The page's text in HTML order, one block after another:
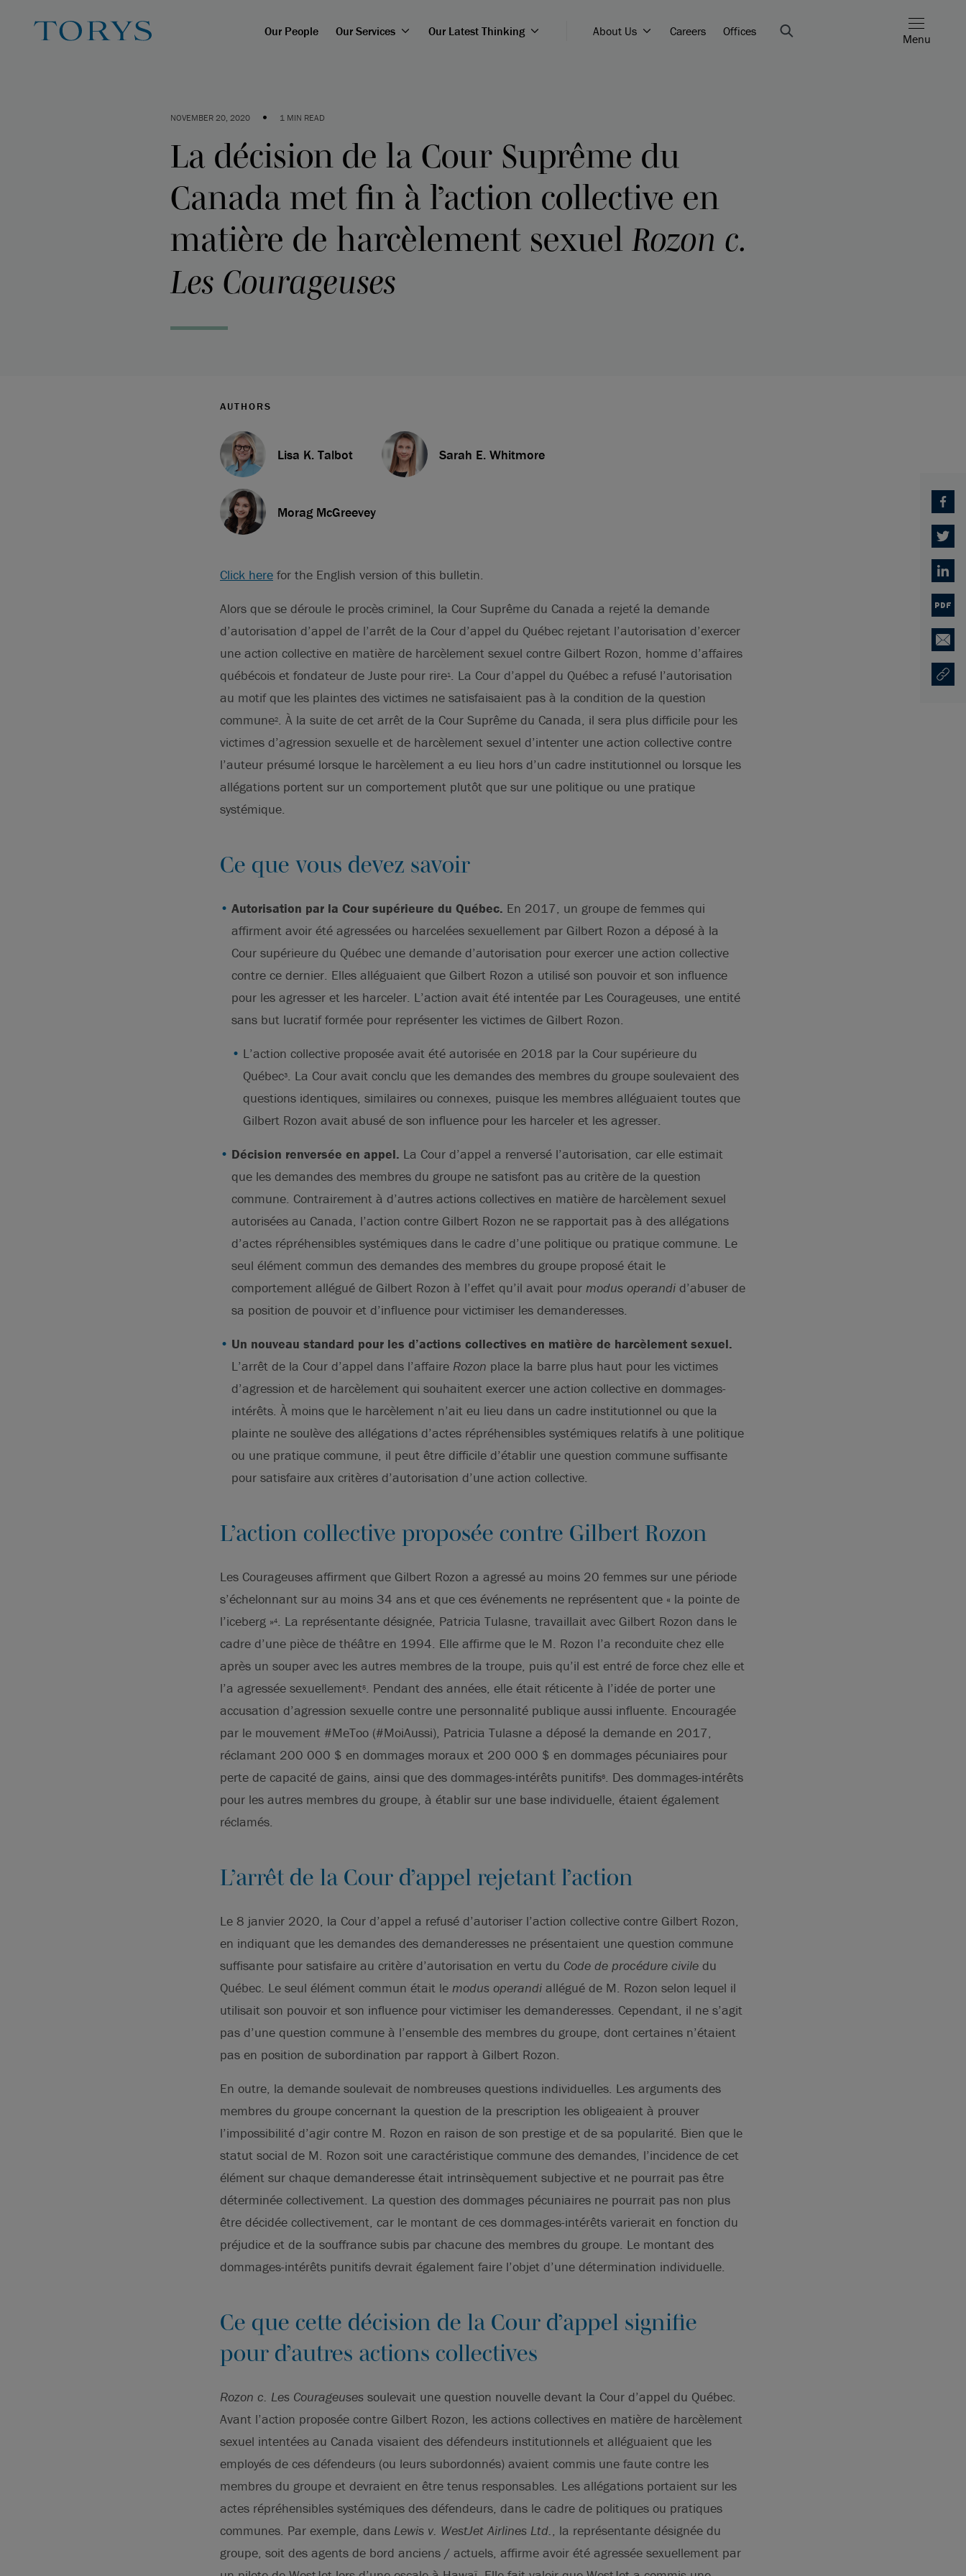
Our People Our Services Our Latest Thinking About Us Careers Offices
Menu
NOVEMBER 20, 2020 • 1 MIN READ
La décision de la Cour Suprême du
Canada met fin à l’action collective en
matière de harcèlement sexuel Rozon c.
Les Courageuses
AUTHORS
Lisa K. Talbot Sarah E. Whitmore
Morag McGreevey
Click here for the English version of this bulletin.
Alors que se déroule le procès criminel, la Cour Suprême du Canada a rejeté la demande
d’autorisation d’appel de l’arrêt de la Cour d’appel du Québec rejetant l’autorisation d’exercer
une action collective en matière de harcèlement sexuel contre Gilbert Rozon, homme d’affaires
québécois et fondateur de Juste pour rire1. La Cour d’appel du Québec a refusé l’autorisation
au motif que les plaintes des victimes ne satisfaisaient pas à la condition de la question
commune2. À la suite de cet arrêt de la Cour Suprême du Canada, il sera plus difficile pour les
victimes d’agression sexuelle et de harcèlement sexuel d’intenter une action collective contre
l’auteur présumé lorsque le harcèlement a eu lieu hors d’un cadre institutionnel ou lorsque les
allégations portent sur un comportement plutôt que sur une politique ou une pratique
systémique.
Ce que vous devez savoir
Autorisation par la Cour supérieure du Québec. En 2017, un groupe de femmes qui
affirment avoir été agressées ou harcelées sexuellement par Gilbert Rozon a déposé à la
Cour supérieure du Québec une demande d’autorisation pour exercer une action collective
contre ce dernier. Elles alléguaient que Gilbert Rozon a utilisé son pouvoir et son influence
pour les agresser et les harceler. L’action avait été intentée par Les Courageuses, une entité
sans but lucratif formée pour représenter les victimes de Gilbert Rozon.
L’action collective proposée avait été autorisée en 2018 par la Cour supérieure du
Québec3. La Cour avait conclu que les demandes des membres du groupe soulevaient des
questions identiques, similaires ou connexes, puisque les membres alléguaient toutes que
Gilbert Rozon avait abusé de son influence pour les harceler et les agresser.
Décision renversée en appel. La Cour d’appel a renversé l’autorisation, car elle estimait
que les demandes des membres du groupe ne satisfont pas au critère de la question
commune. Contrairement à d’autres actions collectives en matière de harcèlement sexuel
autorisées au Canada, l’action contre Gilbert Rozon ne se rapportait pas à des allégations
d’actes répréhensibles systémiques dans le cadre d’une politique ou pratique commune. Le
seul élément commun des demandes des membres du groupe proposé était le
comportement allégué de Gilbert Rozon à l’effet qu’il avait pour modus operandi d’abuser de
sa position de pouvoir et d’influence pour victimiser les demanderesses.
Un nouveau standard pour les d’actions collectives en matière de harcèlement sexuel.
L’arrêt de la Cour d’appel dans l’affaire Rozon place la barre plus haut pour les victimes
d’agression et de harcèlement qui souhaitent exercer une action collective en dommages-
intérêts. À moins que le harcèlement n’ait eu lieu dans un cadre institutionnel ou que la
plainte ne soulève des allégations d’actes répréhensibles systémiques relatifs à une politique
ou une pratique commune, il peut être difficile d’établir une question commune suffisante
pour satisfaire aux critères d’autorisation d’une action collective.
L’action collective proposée contre Gilbert Rozon
Les Courageuses affirment que Gilbert Rozon a agressé au moins 20 femmes sur une période
s’échelonnant sur au moins 34 ans et que ces événements ne représentent que « la pointe de
l’iceberg »4. La représentante désignée, Patricia Tulasne, travaillait avec Gilbert Rozon dans le
cadre d’une pièce de théâtre en 1994. Elle affirme que le M. Rozon l’a reconduite chez elle
après un souper avec les autres membres de la troupe, puis qu’il est entré de force chez elle et
l’a agressée sexuellement5. Pendant des années, elle était réticente à l’idée de porter une
accusation d’agression sexuelle contre une personnalité publique aussi influente. Encouragée
par le mouvement #MeToo (#MoiAussi), Patricia Tulasne a déposé la demande en 2017,
réclamant 200 000 $ en dommages moraux et 200 000 $ en dommages pécuniaires pour
perte de capacité de gains, ainsi que des dommages-intérêts punitifs6. Des dommages-intérêts
pour les autres membres du groupe, à établir sur une base individuelle, étaient également
réclamés.
L’arrêt de la Cour d’appel rejetant l’action
Le 8 janvier 2020, la Cour d’appel a refusé d’autoriser l’action collective contre Gilbert Rozon,
en indiquant que les demandes des demanderesses ne présentaient une question commune
suffisante pour satisfaire au critère d’autorisation en vertu du Code de procédure civile du
Québec. Le seul élément commun était le modus operandi allégué de M. Rozon selon lequel il
utilisait son pouvoir et son influence pour victimiser les demanderesses. Cependant, il ne s’agit
pas d’une question commune à l’ensemble des membres du groupe, dont certaines n’étaient
pas en position de subordination par rapport à Gilbert Rozon.
En outre, la demande soulevait de nombreuses questions individuelles. Les arguments des
membres du groupe concernant la question de la prescription les obligeaient à prouver
l’impossibilité d’agir contre M. Rozon en raison de son prestige et de sa popularité. Bien que le
statut social de M. Rozon soit une caractéristique commune des demandes, l’incidence de cet
élément sur chaque demanderesse était intrinsèquement subjective et ne pourrait pas être
déterminée collectivement. La question des dommages pécuniaires ne pourrait pas non plus
être décidée collectivement, car le montant de ces dommages-intérêts varierait en fonction du
préjudice et de la souffrance subis par chacune des membres du groupe. Le montant des
dommages-intérêts punitifs devrait également faire l’objet d’une détermination individuelle.
Ce que cette décision de la Cour d’appel signifie
pour d’autres actions collectives
Rozon c. Les Courageuses soulevait une question nouvelle devant la Cour d’appel du Québec.
Avant l’action proposée contre Gilbert Rozon, les actions collectives en matière de harcèlement
sexuel intentées au Canada visaient des défendeurs institutionnels et alléguaient que les
employés de ces défendeurs (ou leurs subordonnés) avaient commis une faute contre les
membres du groupe et devraient en être tenus responsables. Les allégations portaient sur les
actes répréhensibles systémiques des défendeurs, dans le cadre de politiques ou pratiques
communes. Par exemple, dans Lewis v. WestJet Airlines Ltd., la représentante désignée du
groupe, soit des agents de bord anciens / actuels, affirme avoir été agressée sexuellement par
Twitter
PDF
Email
Copy